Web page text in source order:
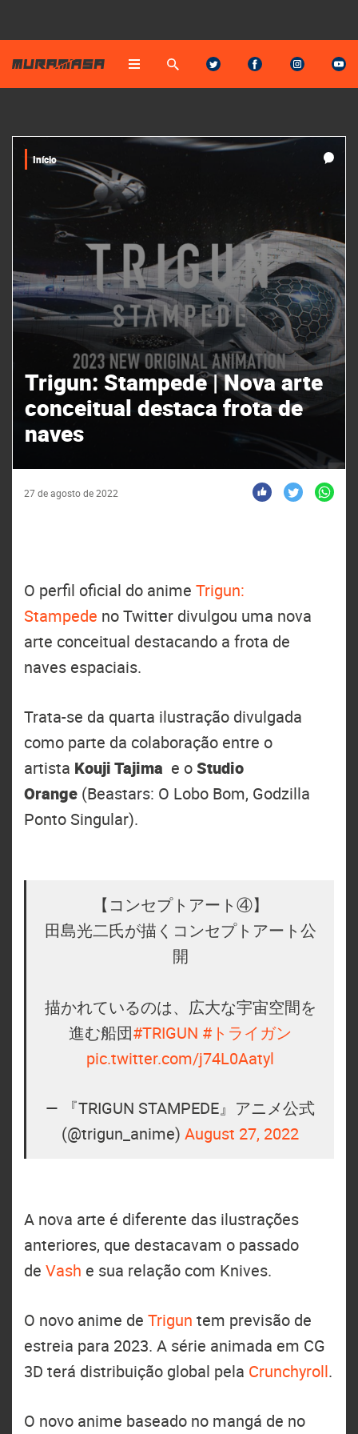
Início
Trigun: Stampede | Nova arte
conceitual destaca frota de
naves
27 de agosto de 2022
O perfil oficial do anime Trigun:
Stampede no Twitter divulgou uma nova
arte conceitual destacando a frota de
naves espaciais.
Trata-se da quarta ilustração divulgada
como parte da colaboração entre o
artista Kouji Tajima e oStudio
Orange (Beastars: O Lobo Bom, Godzilla
Ponto Singular).
【コンセプトアート④】
田島光二氏が描くコンセプトアート公
開
描かれているのは、広大な宇宙空間を
進む船団#TRIGUN #トライガン
pic.twitter.com/j74L0Aatyl
— 『TRIGUN STAMPEDE』アニメ公式
(@trigun_anime) August 27, 2022
A nova arte é diferente das ilustrações
anteriores, que destacavam o passado
de Vash e sua relação com Knives.
O novo anime de Trigun tem previsão de
estreia para 2023. A série animada em CG
3D terá distribuição global pela Crunchyroll.
O novo anime baseado no mangá de no